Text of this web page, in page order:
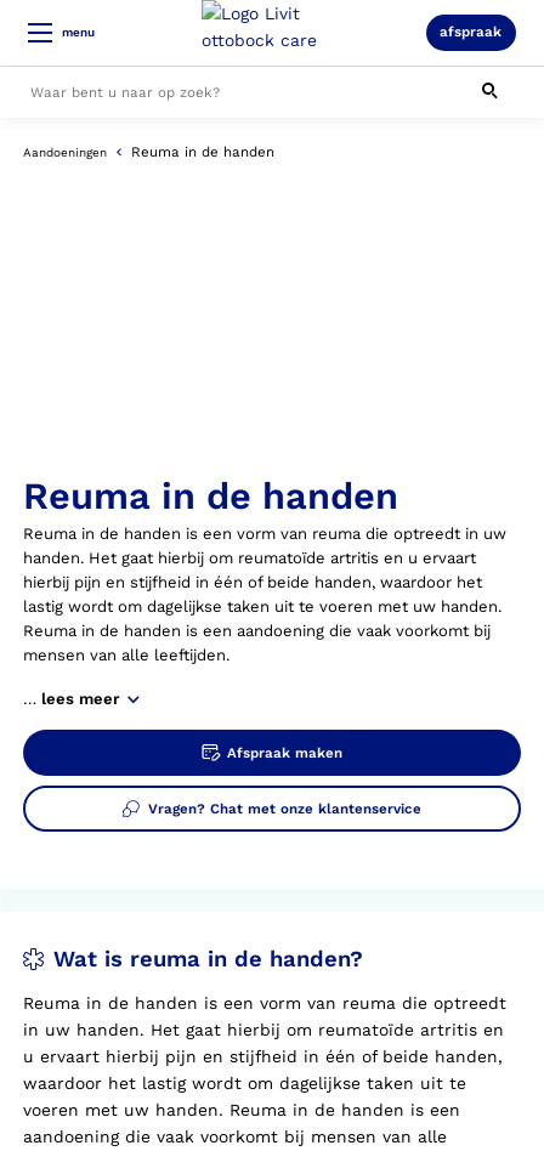
menu afspraak
Alle resultaten
Aandoeningen Reuma in de handen
Reuma in de handen
Reuma in de handen is een vorm van reuma die optreedt in uw
handen. Het gaat hierbij om reumatoïde artritis en u ervaart
hierbij pijn en stijfheid in één of beide handen, waardoor het
lastig wordt om dagelijkse taken uit te voeren met uw handen.
Reuma in de handen is een aandoening die vaak voorkomt bij
mensen van alle leeftijden.
…lees meer
Afspraak maken
Vragen? Chat met onze klantenservice
Wat is reuma in de handen?
Reuma in de handen is een vorm van reuma die optreedt
in uw handen. Het gaat hierbij om reumatoïde artritis en
u ervaart hierbij pijn en stijfheid in één of beide handen,
waardoor het lastig wordt om dagelijkse taken uit te
voeren met uw handen. Reuma in de handen is een
aandoening die vaak voorkomt bij mensen van alle